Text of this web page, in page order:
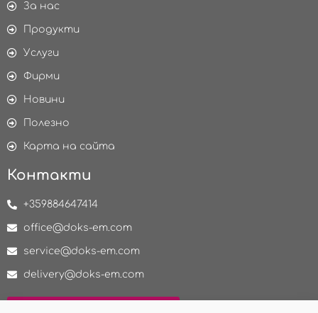
За нас
Продукти
Услуги
Фирми
Новини
Полезно
Карта на сайта
Контакти
+359884647414
office@doks-em.com
service@doks-em.com
delivery@doks-em.com